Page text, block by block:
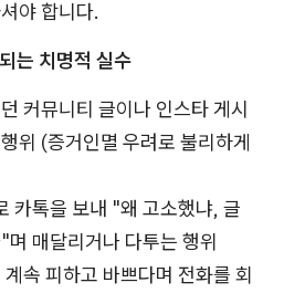
야 합니다.
는 치명적 실수
커뮤니티 글이나 인스타 게시
위 (증거인멸 우려로 불리하게
카톡을 보내 "왜 고소했냐, 글
매달리거나 다투는 행위
속 피하고 바쁘다며 전화를 회